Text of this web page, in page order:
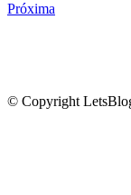
Próxima
© Copyright